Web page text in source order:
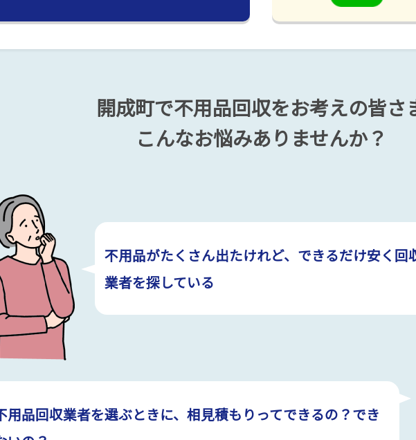
開成町で不用品回収をお考えの皆さ
こんなお悩みありませんか？
不用品がたくさん出たけれど、できるだけ安く回
業者を探している
用品回収業者を選ぶときに、相見積もりってできるの？でき